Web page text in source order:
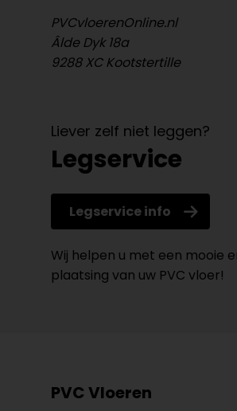
PVCvloerenOnline.nl
Âlde Dyk 18a
9288 XC Kootstertille
Liever zelf niet leggen?
Legservice
Legservice info
Wij helpen u met een mooie
plaatsing van uw PVC vloer!
PVC Vloeren